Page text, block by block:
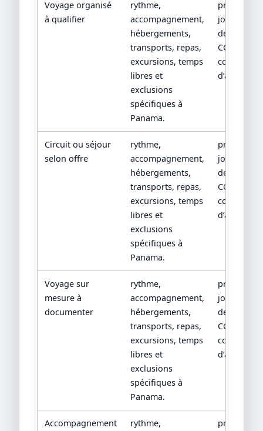
Voyage organisé
à qualifier
rythme,
accompagnement,
hébergements,
transports, repas,
excursions, temps
libres et
exclusions
spécifiques à
Panama.
jour par
devis
CGV/CPV et
conditions
Circuit ou séjour
selon offre
rythme,
accompagnement,
hébergements,
transports, repas,
excursions, temps
libres et
exclusions
spécifiques à
Panama.
jour par
devis
CGV/CPV et
conditions
Voyage sur
mesure à
documenter
rythme,
accompagnement,
hébergements,
transports, repas,
excursions, temps
libres et
exclusions
spécifiques à
Panama.
jour par
devis
CGV/CPV et
conditions
Accompagnement
rythme,